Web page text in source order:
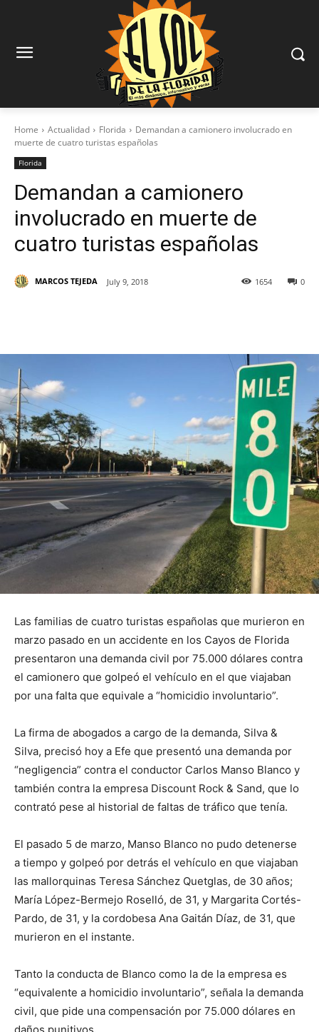
Home Actualidad Florida
Demandan a camionero involucrado en
muerte de cuatro turistas españolas
Florida
Demandan a camionero
involucrado en muerte de
cuatro turistas españolas
MARCOS TEJEDA July 9, 2018 0
1654
Las familias de cuatro turistas españolas que murieron en
marzo pasado en un accidente en los Cayos de Florida
presentaron una demanda civil por 75.000 dólares contra
el camionero que golpeó el vehículo en el que viajaban
por una falta que equivale a “homicidio involuntario”.
La firma de abogados a cargo de la demanda, Silva &
Silva, precisó hoy a Efe que presentó una demanda por
“negligencia” contra el conductor Carlos Manso Blanco y
también contra la empresa Discount Rock & Sand, que lo
contrató pese al historial de faltas de tráfico que tenía.
El pasado 5 de marzo, Manso Blanco no pudo detenerse
a tiempo y golpeó por detrás el vehículo en que viajaban
las mallorquinas Teresa Sánchez Quetglas, de 30 años;
María López-Bermejo Roselló, de 31, y Margarita Cortés-
Pardo, de 31, y la cordobesa Ana Gaitán Díaz, de 31, que
murieron en el instante.
Tanto la conducta de Blanco como la de la empresa es
“equivalente a homicidio involuntario”, señala la demanda
civil, que pide una compensación por 75.000 dólares en